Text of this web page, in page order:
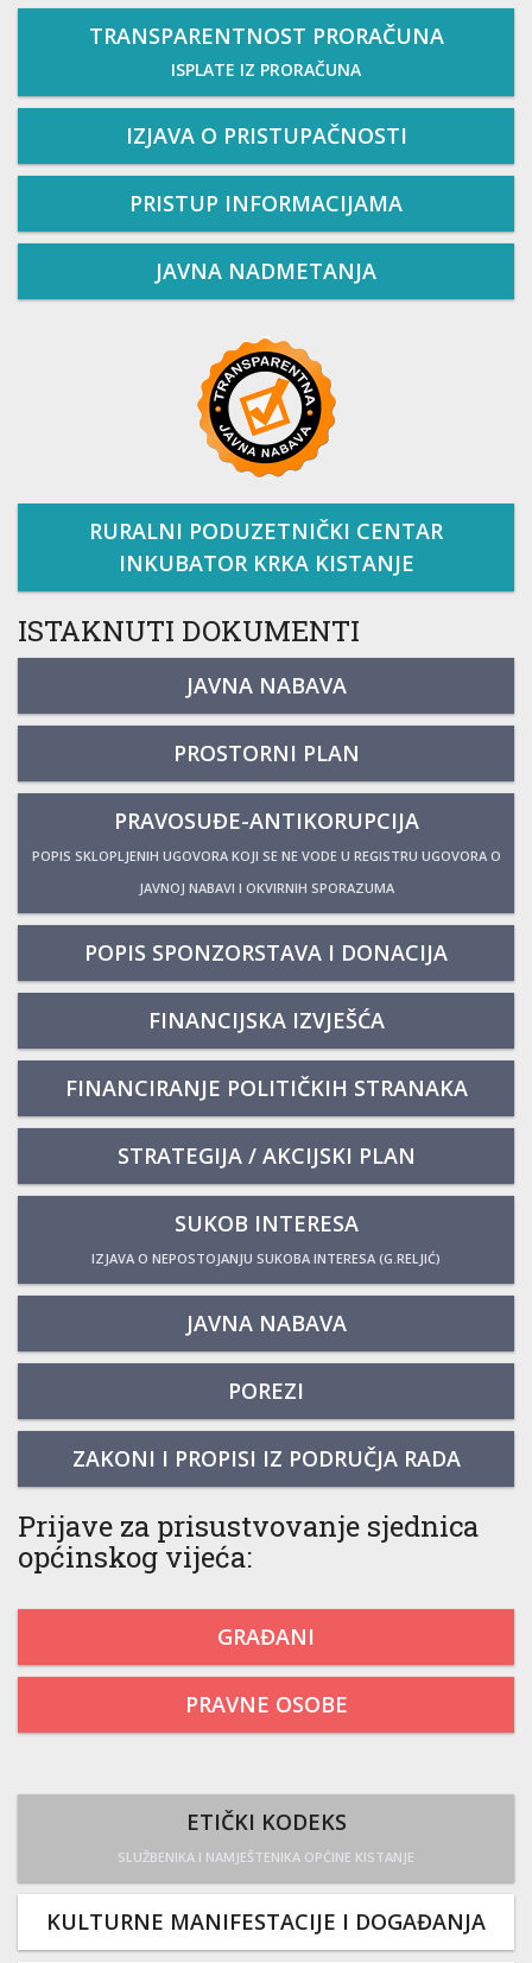
TRANSPARENTNOST PRORAČUNA
ISPLATE IZ PRORAČUNA
IZJAVA O PRISTUPAČNOSTI
PRISTUP INFORMACIJAMA
JAVNA NADMETANJA
RURALNI PODUZETNIČKI CENTAR
INKUBATOR KRKA KISTANJE
ISTAKNUTI DOKUMENTI
JAVNA NABAVA
PROSTORNI PLAN
PRAVOSUĐE-ANTIKORUPCIJA
POPIS SKLOPLJENIH UGOVORA KOJI SE NE VODE U REGISTRU UGOVORA O
JAVNOJ NABAVI I OKVIRNIH SPORAZUMA
POPIS SPONZORSTAVA I DONACIJA
FINANCIJSKA IZVJEŠĆA
FINANCIRANJE POLITIČKIH STRANAKA
STRATEGIJA / AKCIJSKI PLAN
SUKOB INTERESA
IZJAVA O NEPOSTOJANJU SUKOBA INTERESA (G.RELJIĆ)
JAVNA NABAVA
POREZI
ZAKONI I PROPISI IZ PODRUČJA RADA
Prijave za prisustvovanje sjednica
općinskog vijeća:
GRAĐANI
PRAVNE OSOBE
ETIČKI KODEKS
SLUŽBENIKA I NAMJEŠTENIKA OPĆINE KISTANJE
KULTURNE MANIFESTACIJE I DOGAĐANJA